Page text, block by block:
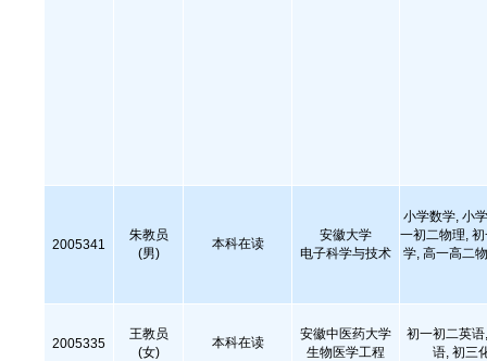
2005341
朱教员
(男)
本科在读
安徽大学
电子科学与技术
小学数学, 小
一初二物理,
学, 高一高二
2005335
王教员
(女)
本科在读
安徽中医药大学
生物医学工程
初一初二英
语, 初三